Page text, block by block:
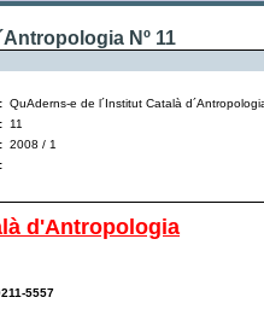
Nº 11
QuAderns-e de l´Institut Català
11
2008 / 1
d'Antropologia